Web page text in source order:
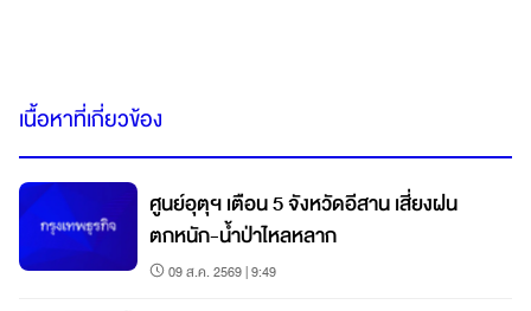
เนื้อหาที่เกี่ยวข้อง
ศูนย์อุตุฯ เตือน 5 จังหวัดอีสาน เสี่ยงฝน
ตกหนัก-น้ำป่าไหลหลาก
09 ส.ค. 2569 | 9:49